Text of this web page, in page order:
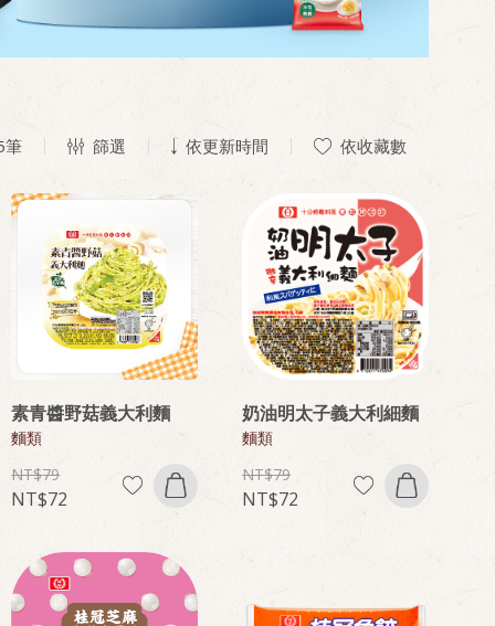
筆 篩選 依更新時間 依收藏數
素青醬野菇義大利麵
麵類
79
72
奶油明太子義大利細麵
麵類
79
72